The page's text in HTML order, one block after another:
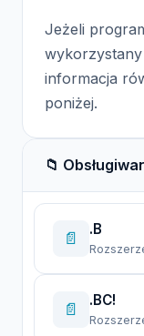
Jeżeli
informacja
poniżej.
📁
📄 .B
📄 .BC!